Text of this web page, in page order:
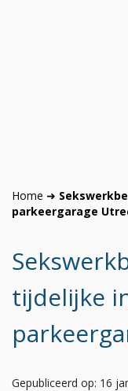
Home ➜
parkeergarage
tijdelijke
Gepubliceerd op: 16